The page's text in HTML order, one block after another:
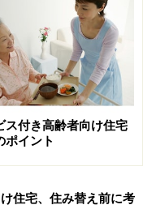
ス付き高齢者向け住宅
ポイント
住宅、住み替え前に考